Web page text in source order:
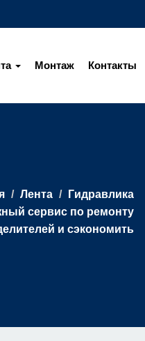
Монтаж Контакты
Лента
Гидравлика
сервис по ремонту
и сэкономить